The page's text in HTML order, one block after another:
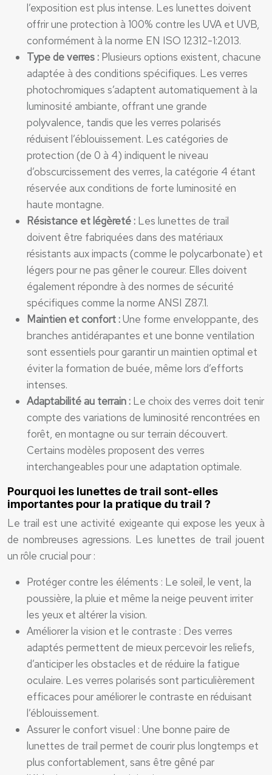
l’exposition est plus intense. Les lunettes doivent
offrir une protection à 100% contre les UVA et UVB,
conformément à la norme EN ISO 12312-1:2013.
Type de verres : Plusieurs options existent, chacune
adaptée à des conditions spécifiques. Les verres
photochromiques s’adaptent automatiquement à la
luminosité ambiante, offrant une grande
polyvalence, tandis que les verres polarisés
réduisent l’éblouissement. Les catégories de
protection (de 0 à 4) indiquent le niveau
d’obscurcissement des verres, la catégorie 4 étant
réservée aux conditions de forte luminosité en
haute montagne.
Résistance et légèreté : Les lunettes de trail
doivent être fabriquées dans des matériaux
résistants aux impacts (comme le polycarbonate) et
légers pour ne pas gêner le coureur. Elles doivent
également répondre à des normes de sécurité
spécifiques comme la norme ANSI Z87.1.
Maintien et confort :Une forme enveloppante, des
branches antidérapantes et une bonne ventilation
sont essentiels pour garantir un maintien optimal et
éviter la formation de buée, même lors d’efforts
intenses.
Adaptabilité au terrain : Le choix des verres doit tenir
compte des variations de luminosité rencontrées en
forêt, en montagne ou sur terrain découvert.
Certains modèles proposent des verres
interchangeables pour une adaptation optimale.
Pourquoi les lunettes de trail sont-elles
importantes pour la pratique du trail ?
Le trail est une activité exigeante qui expose les yeux à
de nombreuses agressions. Les lunettes de trail jouent
un rôle crucial pour :
Protéger contre les éléments : Le soleil, le vent, la
poussière, la pluie et même la neige peuvent irriter
les yeux et altérer la vision.
Améliorer la vision et le contraste : Des verres
adaptés permettent de mieux percevoir les reliefs,
d’anticiper les obstacles et de réduire la fatigue
oculaire. Les verres polarisés sont particulièrement
efficaces pour améliorer le contraste en réduisant
l’éblouissement.
Assurer le confort visuel : Une bonne paire de
lunettes de trail permet de courir plus longtemps et
plus confortablement, sans être gêné par